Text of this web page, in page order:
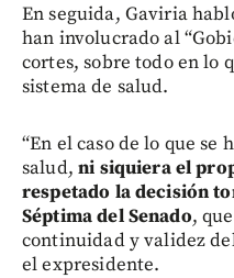
En seguida, Gaviria
han involucrado al
cortes, sobre todo en lo
sistema de salud.
“En el caso de lo que
salud,ni siquiera el
respetado la decisión
Séptima del Senado,
continuidad y validez
el expresidente.